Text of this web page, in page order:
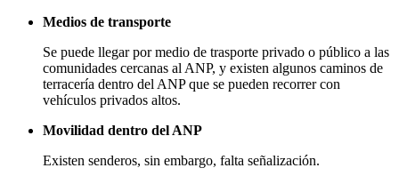
Medios de transporte
Se puede llegar por medio de trasporte privado o público a las
comunidades cercanas al ANP, y existen algunos caminos de
terracería dentro del ANP que se pueden recorrer con
vehículos privados altos.
Movilidad dentro del ANP
Existen senderos, sin embargo, falta señalización.